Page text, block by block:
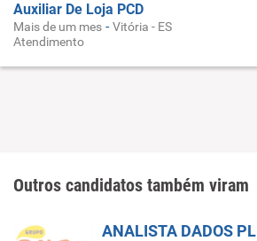
Auxiliar De Loja PCD
Mais de um mes -Vitória - ES
Atendimento
Outros candidatos também viram
ANALISTA DADOS PL